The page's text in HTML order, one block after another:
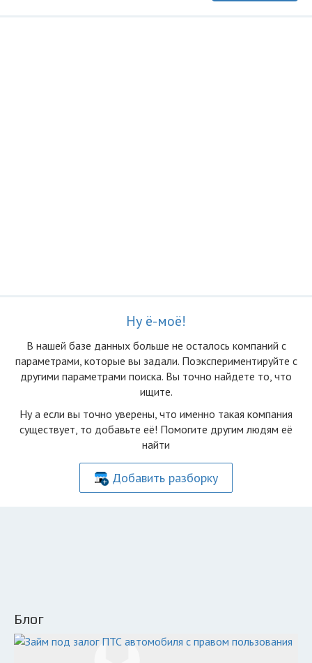
Ну ё-моё!
В нашей базе данных больше не осталоcь компаний с
параметрами, которые вы задали. Поэкспериментируйте с
другими параметрами поиска. Вы точно найдете то, что
ищите.
Ну а если вы точно уверены, что именно такая компания
существует, то добавьте её! Помогите другим людям её
найти
Добавить разборку
Блог